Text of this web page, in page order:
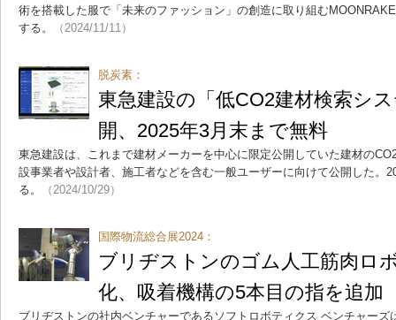
術を搭載した服で「未来のファッション」の創造に取り組む
する。
（2024/11/11）
脱炭素：
東急建設の「低CO2建材検索シ
開、2025年3月末まで無料
東急建設は、これまで建材メーカーを中心に限定公開していた建材の
設事業者や設計者、施工者などを含む一般ユーザーに向けて公開した。
る。
（2024/10/29）
国際物流総合展2024：
ブリヂストンのゴム人工筋肉ロ
化、吸着機構の5本目の指を追加
ブリヂストンの社内ベンチャーであるソフトロボティクス ベンチャーズ